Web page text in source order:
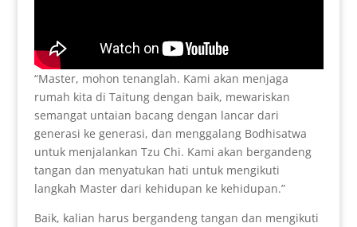
“Master, mohon tenanglah. Kami akan menjaga
rumah kita di Taitung dengan baik, mewariskan
semangat untaian bacang dengan lancar dari
generasi ke generasi, dan menggalang Bodhisatwa
untuk menjalankan Tzu Chi. Kami akan bergandeng
tangan dan menyatukan hati untuk mengikuti
langkah Master dari kehidupan ke kehidupan.”
Baik, kalian harus bergandeng tangan dan mengikuti